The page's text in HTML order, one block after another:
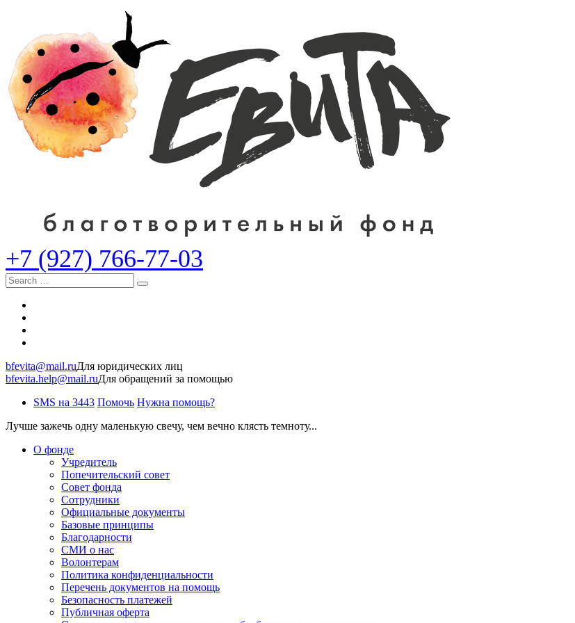
+7 (927) 766-77-03
Search
bfevita@mail.ruДля юридических лиц
bfevita.help@mail.ruДля обращений за помощью
SMS на 3443 Помочь Нужна помощь?
Лучше зажечь одну маленькую свечу, чем вечно клясть темноту...
О фонде
Учредитель
Попечительский совет
Совет фонда
Сотрудники
Официальные документы
Базовые принципы
Благодарности
СМИ о нас
Волонтерам
Политика конфиденциальности
Перечень документов на помощь
Безопасность платежей
Публичная оферта